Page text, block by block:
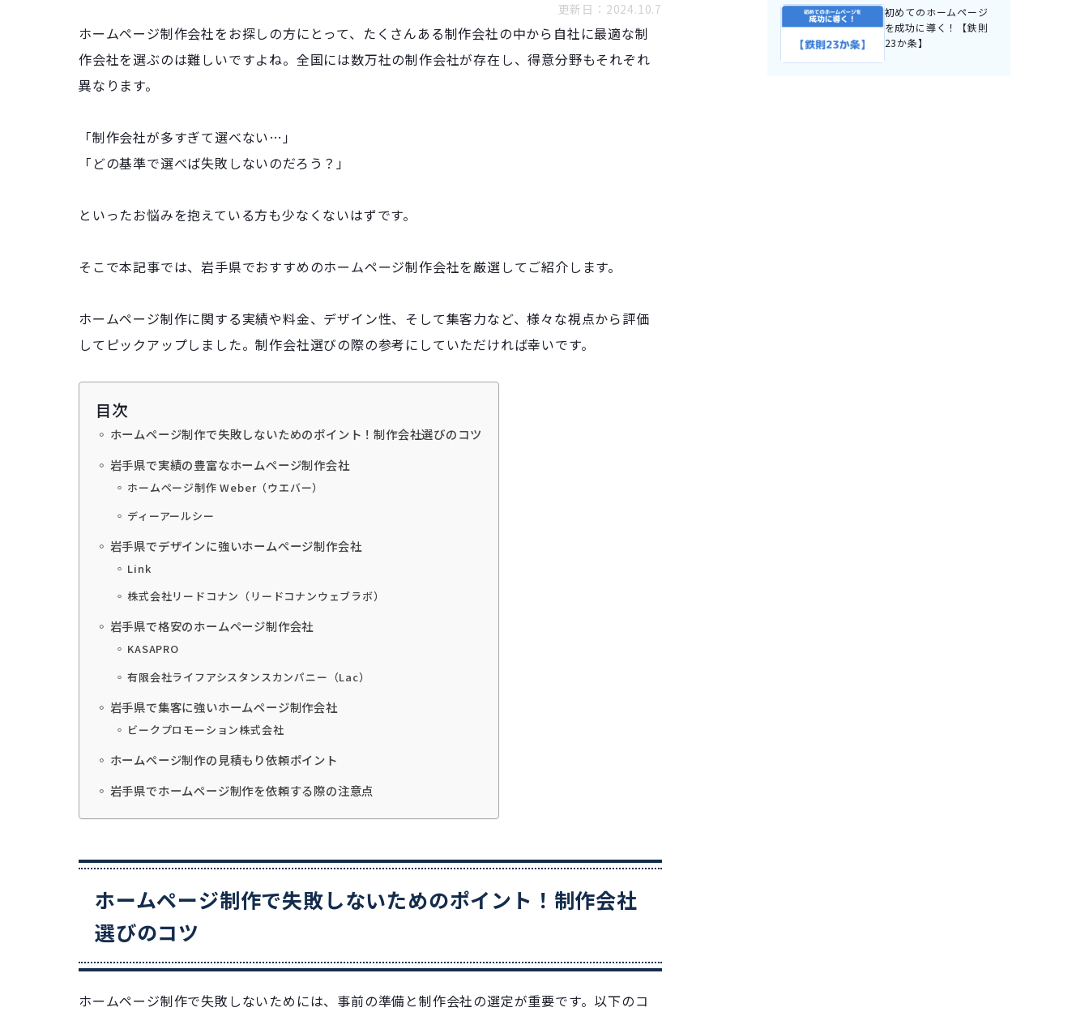
更新日：2024.10.7
ホームページ制作会社をお探しの方にとって、たくさんある制作会社の中から自社に最適な制
作会社を選ぶのは難しいですよね。全国には数万社の制作会社が存在し、得意分野もそれぞれ
異なります。
「制作会社が多すぎて選べない…」
「どの基準で選べば失敗しないのだろう？」
といったお悩みを抱えている方も少なくないはずです。
そこで本記事では、岩手県でおすすめのホームページ制作会社を厳選してご紹介します。
ホームページ制作に関する実績や料金、デザイン性、そして集客力など、様々な視点から評価
してピックアップしました。制作会社選びの際の参考にしていただければ幸いです。
目次
ホームページ制作で失敗しないためのポイント！制作会社選びのコツ
岩手県で実績の豊富なホームページ制作会社
ホームページ制作 Weber（ウエバー）
ディーアールシー
岩手県でデザインに強いホームページ制作会社
Link
株式会社リードコナン（リードコナンウェブラボ）
岩手県で格安のホームページ制作会社
KASAPRO
有限会社ライフアシスタンスカンパニー（Lac）
岩手県で集客に強いホームページ制作会社
ビークプロモーション株式会社
ホームページ制作の見積もり依頼ポイント
岩手県でホームページ制作を依頼する際の注意点
ホームページ制作で失敗しないためのポイント！制作会社
選びのコツ
ホームページ制作で失敗しないためには、事前の準備と制作会社の選定が重要です。以下のコ
初めてのホームページ
を成功に導く！【鉄則
23か条】